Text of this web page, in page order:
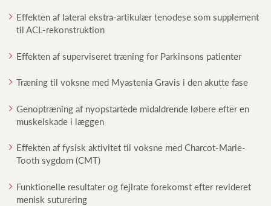
Effekten af lateral ekstra-artikulær tenodese som supplement
til ACL-rekonstruktion
Effekten af superviseret træning for Parkinsons patienter
Træning til voksne med Myastenia Gravis i den akutte fase
Genoptræning af nyopstartede midaldrende løbere efter en
muskelskade i læggen
Effekten af fysisk aktivitet til voksne med Charcot-Marie-
Tooth sygdom (CMT)
Funktionelle resultater og fejlrate forekomst efter revideret
menisk suturering